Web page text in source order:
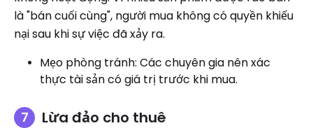
là "bán cuối cùng", người mua không có quyền khiếu
nại sau khi sự việc đã xảy ra.
Mẹo phòng tránh: Các chuyên gia nên xác
thực tài sản có giá trị trước khi mua.
Lừa đảo cho thuê